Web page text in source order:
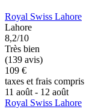
Royal Swiss Lahore
Lahore
8,2/10
Très bien
(139 avis)
109 €
taxes et frais compris
11 août - 12 août
Royal Swiss Lahore